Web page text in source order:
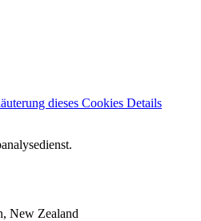
dieses Cookies Details
New Zealand